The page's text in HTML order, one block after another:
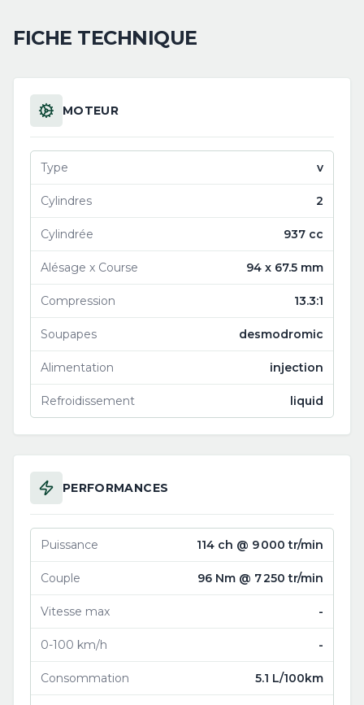
FICHE TECHNIQUE
MOTEUR
Type v
Cylindres 2
Cylindrée 937 cc
Alésage x Course 94 x 67.5 mm
Compression 13.3:1
Soupapes desmodromic
Alimentation injection
Refroidissement liquid
PERFORMANCES
Puissance 114 ch @ 9 000 tr/min
Couple 96 Nm @ 7 250 tr/min
Vitesse max -
0-100 km/h -
Consommation 5.1 L/100km